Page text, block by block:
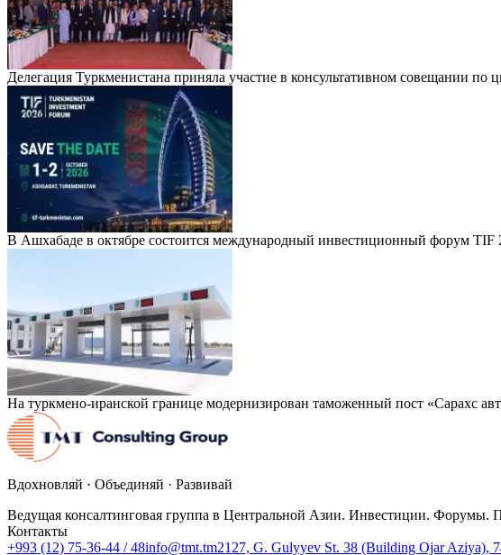
Делегация Туркменистана приняла участие в консультативном совещании по
В Ашхабаде в октябре состоится международный инвестиционный форум TIF
На туркмено-иранской границе модернизирован таможенный пост «Сарахс
Вдохновляй · Объединяй · Развивай
Ведущая консалтинговая группа в Центральной Азии. Инвестиции. Форумы.
Контакты
+993 (12) 75-36-44 / 48info@tmt.tm2127, G. Gulyyev St. 38 (Building Ojar Aziya),